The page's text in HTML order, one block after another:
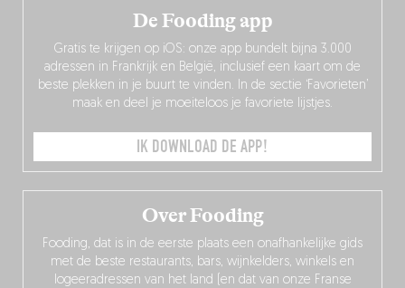
Over Fooding
Fooding, dat is in de eerste plaats een onafhankelijke gids
met de beste restaurants, bars, wijnkelders, winkels en
logeeradressen van het land (en dat van onze Franse
De Fooding app
Gratis te krijgen op iOS: onze app bundelt bijna 3.000
adressen in Frankrijk en België, inclusief een kaart om de
beste plekken in je buurt te vinden. In de sectie ‘Favorieten’
maak en deel je moeiteloos je favoriete lijstjes.
IK DOWNLOAD DE APP!